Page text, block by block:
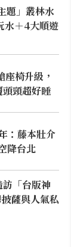
題」叢林水
水＋4大順遊
椅升級，
頸超好睡
：藤本壯介
降台北
「台版神
薩與人氣私